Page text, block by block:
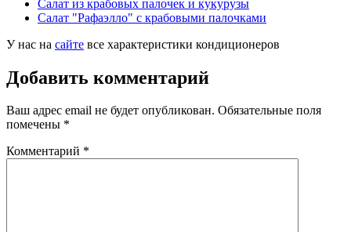
Салат из крабовых палочек и кукурузы
Салат "Рафаэлло" с крабовыми палочками
У нас на сайте все характеристики кондиционеров
Добавить комментарий
Ваш адрес email не будет опубликован. Обязательные поля
помечены *
Комментарий *